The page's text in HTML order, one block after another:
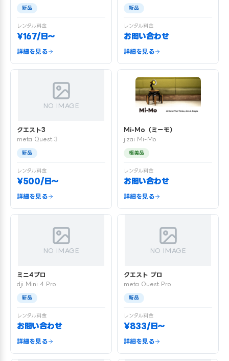
新品
レンタル料金
¥167/日〜
詳細を見る
新品
レンタル料金
お問い合わせ
詳細を見る
NO IMAGE
クエスト3
meta Quest 3
新品
レンタル料金
¥500/日〜
詳細を見る
Mi-Mo（ミーモ）
jizai Mi-Mo
極美品
レンタル料金
お問い合わせ
詳細を見る
NO IMAGE
ミニ4プロ
dji Mini 4 Pro
新品
レンタル料金
お問い合わせ
詳細を見る
NO IMAGE
クエスト プロ
meta Quest Pro
新品
レンタル料金
¥833/日〜
詳細を見る